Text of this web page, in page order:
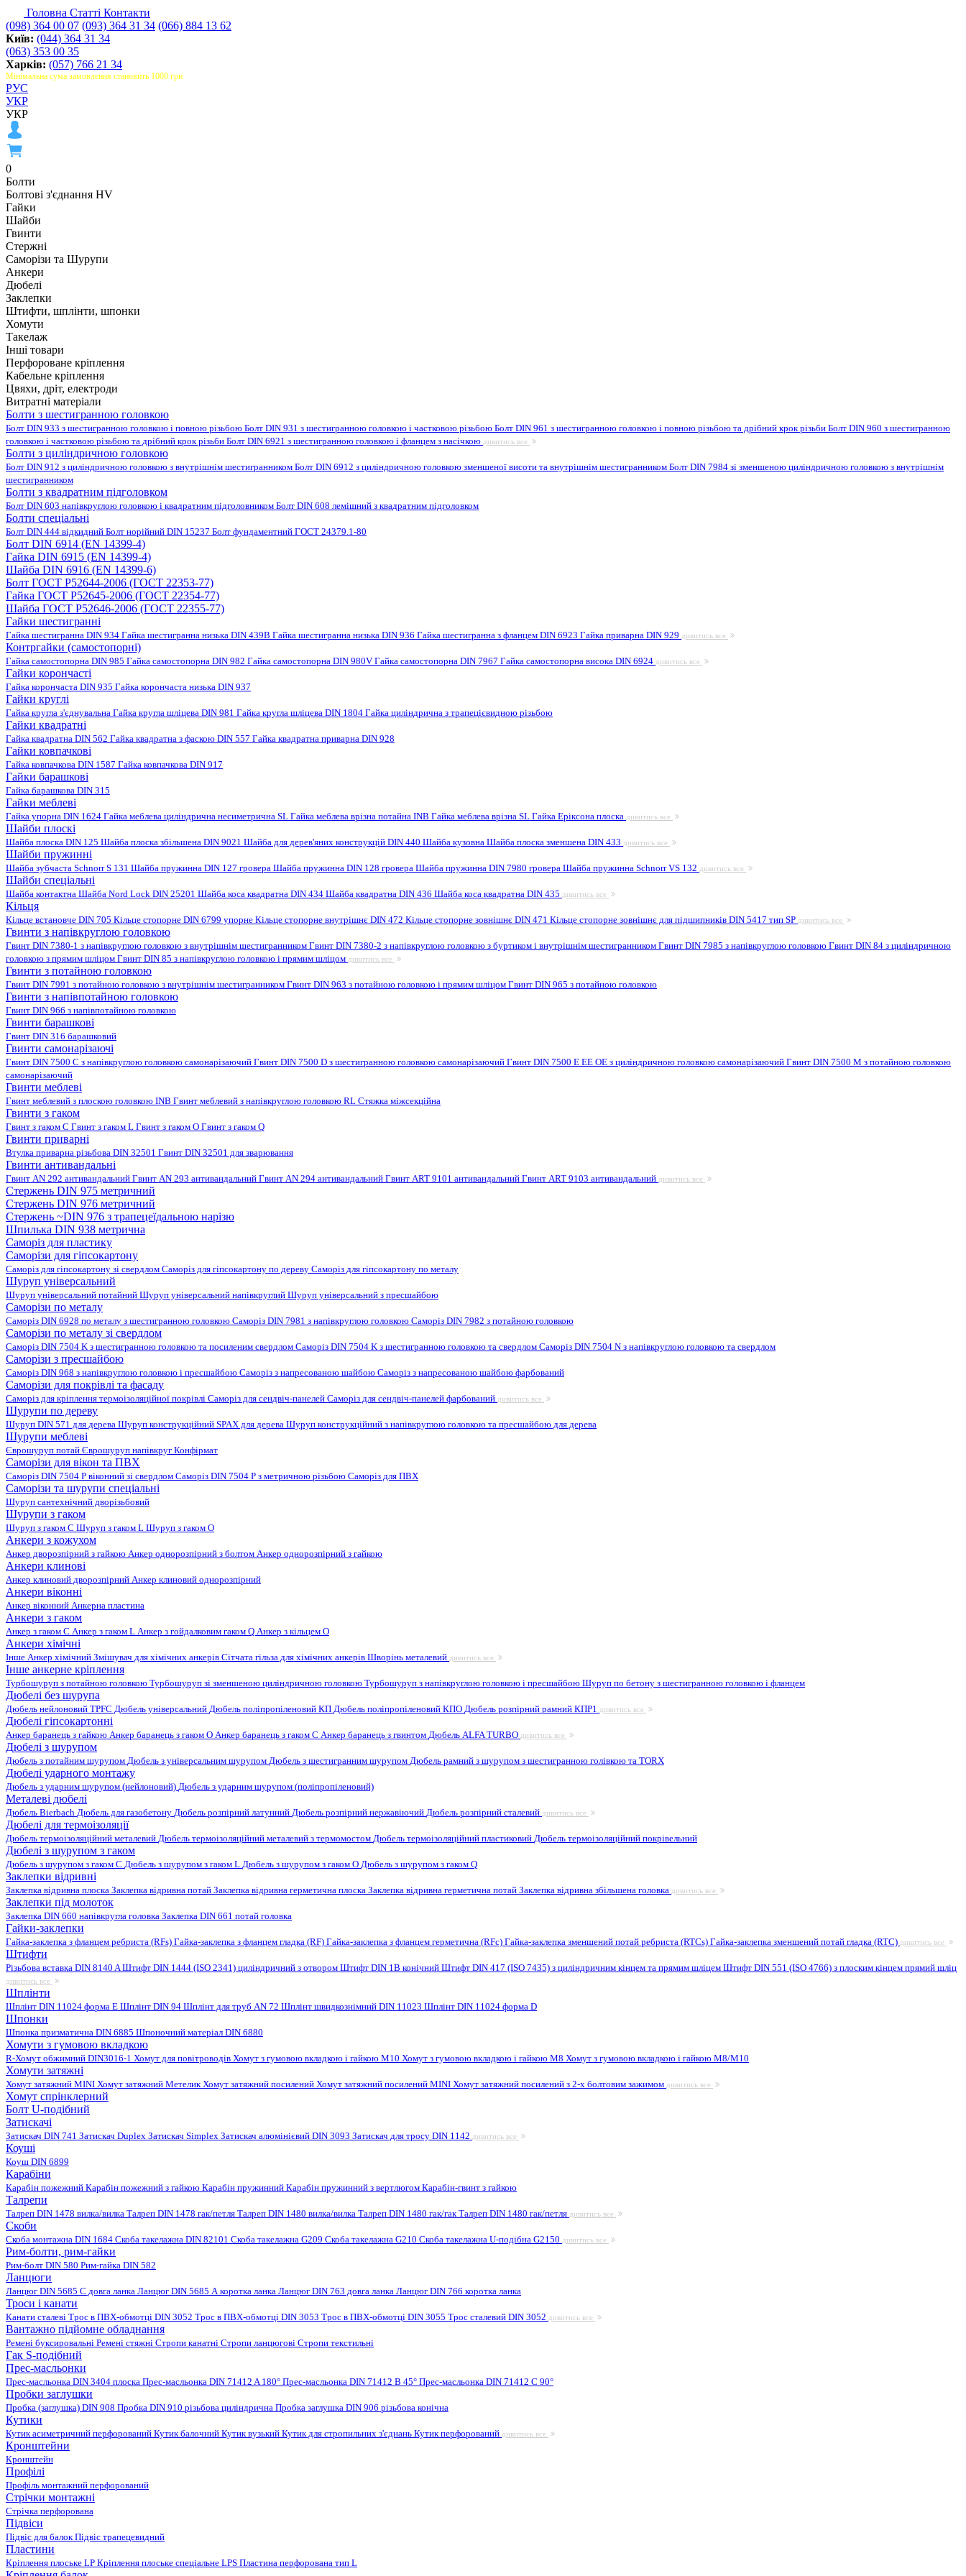
Головна Статті Контакти
(098) 364 00 07 (093) 364 31 34 (066) 884 13 62
Київ: (044) 364 31 34
(063) 353 00 35
Харків: (057) 766 21 34
Мінімальна сума замовлення становить 1000 грн
РУС
УКР
УКР
0
Болти
Болтові з'єднання HV
Гайки
Шайби
Гвинти
Стержні
Саморізи та Шурупи
Анкери
Дюбелі
Заклепки
Штифти, шплінти, шпонки
Хомути
Такелаж
Інші товари
Перфороване кріплення
Кабельне кріплення
Цвяхи, дріт, електроди
Витратні матеріали
Болти з шестигранною головкою
Болт DIN 933 з шестигранною головкою і повною різьбою Болт DIN 931 з шестигранною головкою і частковою різьбою Болт DIN 961 з шестигранною головкою і повною різьбою та дрібний крок різьби Болт DIN 960 з шестигранною
головкою і частковою різьбою та дрібний крок різьби Болт DIN 6921 з шестигранною головкою і фланцем з насічкою дивитись все
Болти з циліндричною головкою
Болт DIN 912 з циліндричною головкою з внутрішнім шестигранником Болт DIN 6912 з циліндричною головкою зменшеної висоти та внутрішнім шестигранником Болт DIN 7984 зі зменшеною циліндричною головкою з внутрішнім
шестигранником
Болти з квадратним підголовком
Болт DIN 603 напівкруглою головкою і квадратним підголовником Болт DIN 608 лемішний з квадратним підголовком
Болти спеціальні
Болт DIN 444 відкидний Болт норійний DIN 15237 Болт фундаментний ГОСТ 24379.1-80
Болт DIN 6914 (EN 14399-4)
Гайка DIN 6915 (EN 14399-4)
Шайба DIN 6916 (EN 14399-6)
Болт ГОСТ Р52644-2006 (ГОСТ 22353-77)
Гайка ГОСТ Р52645-2006 (ГОСТ 22354-77)
Шайба ГОСТ Р52646-2006 (ГОСТ 22355-77)
Гайки шестигранні
Гайка шестигранна DIN 934 Гайка шестигранна низька DIN 439B Гайка шестигранна низька DIN 936 Гайка шестигранна з фланцем DIN 6923 Гайка приварна DIN 929 дивитись все
Контргайки (самостопорні)
Гайка самостопорна DIN 985 Гайка самостопорна DIN 982 Гайка самостопорна DIN 980V Гайка самостопорна DIN 7967 Гайка самостопорна висока DIN 6924 дивитись все
Гайки корончасті
Гайка корончаста DIN 935 Гайка корончаста низька DIN 937
Гайки круглі
Гайка кругла з'єднувальна Гайка кругла шліцева DIN 981 Гайка кругла шліцева DIN 1804 Гайка циліндрична з трапецієвидною різьбою
Гайки квадратні
Гайка квадратна DIN 562 Гайка квадратна з фаскою DIN 557 Гайка квадратна приварна DIN 928
Гайки ковпачкові
Гайка ковпачкова DIN 1587 Гайка ковпачкова DIN 917
Гайки барашкові
Гайка барашкова DIN 315
Гайки меблеві
Гайка упорна DIN 1624 Гайка меблева циліндрична несиметрична SL Гайка меблева врізна потайна INB Гайка меблева врізна SL Гайка Еріксона плоска дивитись все
Шайби плоскі
Шайба плоска DIN 125 Шайба плоска збільшена DIN 9021 Шайба для дерев'яних конструкцій DIN 440 Шайба кузовна Шайба плоска зменшена DIN 433 дивитись все
Шайби пружинні
Шайба зубчаста Schnorr S 131 Шайба пружинна DIN 127 гровера Шайба пружинна DIN 128 гровера Шайба пружинна DIN 7980 гровера Шайба пружинна Schnorr VS 132 дивитись все
Шайби спеціальні
Шайба контактна Шайба Nord Lock DIN 25201 Шайба коса квадратна DIN 434 Шайба квадратна DIN 436 Шайба коса квадратна DIN 435 дивитись все
Кільця
Кільце встановче DIN 705 Кільце стопорне DIN 6799 упорне Кільце стопорне внутрішнє DIN 472 Кільце стопорне зовнішнє DIN 471 Кільце стопорне зовнішнє для підшипників DIN 5417 тип SP дивитись все
Гвинти з напівкруглою головкою
Гвинт DIN 7380-1 з напівкруглою головкою з внутрішнім шестигранником Гвинт DIN 7380-2 з напівкруглою головкою з буртиком і внутрішнім шестигранником Гвинт DIN 7985 з напівкруглою головкою Гвинт DIN 84 з циліндричною
головкою з прямим шліцом Гвинт DIN 85 з напівкруглою головкою і прямим шліцом дивитись все
Гвинти з потайною головкою
Гвинт DIN 7991 з потайною головкою з внутрішнім шестигранником Гвинт DIN 963 з потайною головкою і прямим шліцом Гвинт DIN 965 з потайною головкою
Гвинти з напівпотайною головкою
Гвинт DIN 966 з напівпотайною головкою
Гвинти барашкові
Гвинт DIN 316 барашковий
Гвинти самонарізаючі
Гвинт DIN 7500 C з напівкруглою головкою самонарізаючий Гвинт DIN 7500 D з шестигранною головкою самонарізаючий Гвинт DIN 7500 E EE OE з циліндричною головкою самонарізаючий Гвинт DIN 7500 M з потайною головкою
самонарізаючий
Гвинти меблеві
Гвинт меблевий з плоскою головкою INB Гвинт меблевий з напівкруглою головкою RL Стяжка міжсекційна
Гвинти з гаком
Гвинт з гаком C Гвинт з гаком L Гвинт з гаком O Гвинт з гаком Q
Гвинти приварні
Втулка приварна різьбова DIN 32501 Гвинт DIN 32501 для зварювання
Гвинти антивандальні
Гвинт AN 292 антивандальний Гвинт AN 293 антивандальний Гвинт AN 294 антивандальний Гвинт ART 9101 антивандальний Гвинт ART 9103 антивандальний дивитись все
Стержень DIN 975 метричний
Стержень DIN 976 метричний
Стержень ~DIN 976 з трапецеїдальною нарізю
Шпилька DIN 938 метрична
Саморіз для пластику
Саморізи для гіпсокартону
Саморіз для гіпсокартону зі свердлом Саморіз для гіпсокартону по дереву Саморіз для гіпсокартону по металу
Шуруп універсальний
Шуруп універсальний потайний Шуруп універсальний напівкруглий Шуруп універсальний з пресшайбою
Саморізи по металу
Саморіз DIN 6928 по металу з шестигранною головкою Саморіз DIN 7981 з напівкруглою головкою Саморіз DIN 7982 з потайною головкою
Саморізи по металу зі свердлом
Саморіз DIN 7504 K з шестигранною головкою та посиленим свердлом Саморіз DIN 7504 K з шестигранною головкою та свердлом Саморіз DIN 7504 N з напівкруглою головкою та свердлом
Саморізи з пресшайбою
Саморіз DIN 968 з напівкруглою головкою і пресшайбою Саморіз з напресованою шайбою Саморіз з напресованою шайбою фарбований
Саморізи для покрівлі та фасаду
Саморіз для кріплення термоізоляційної покрівлі Саморіз для сендвіч-панелей Саморіз для сендвіч-панелей фарбований дивитись все
Шурупи по дереву
Шуруп DIN 571 для дерева Шуруп конструкційний SPAX для дерева Шуруп конструкційний з напівкруглою головкою та пресшайбою для дерева
Шурупи меблеві
Єврошуруп потай Єврошуруп напівкруг Конфірмат
Саморізи для вікон та ПВХ
Саморіз DIN 7504 P віконний зі свердлом Саморіз DIN 7504 P з метричною різьбою Саморіз для ПВХ
Саморізи та шурупи спеціальні
Шуруп сантехнічний дворізьбовий
Шурупи з гаком
Шуруп з гаком C Шуруп з гаком L Шуруп з гаком O
Анкери з кожухом
Анкер дворозпірний з гайкою Анкер однорозпірний з болтом Анкер однорозпірний з гайкою
Анкери клинові
Анкер клиновий дворозпірний Анкер клиновий однорозпірний
Анкери віконні
Анкер віконний Анкерна пластина
Анкери з гаком
Анкер з гаком C Анкер з гаком L Анкер з гойдалковим гаком Q Анкер з кільцем O
Анкери хімічні
Інше Анкер хімічний Змішувач для хімічних анкерів Сітчата гільза для хімічних анкерів Шворінь металевий дивитись все
Інше анкерне кріплення
Турбошуруп з потайною головкою Турбошуруп зі зменшеною циліндричною головкою Турбошуруп з напівкруглою головкою і пресшайбою Шуруп по бетону з шестигранною головкою і фланцем
Дюбелі без шурупа
Дюбель нейлоновий TPFC Дюбель універсальний Дюбель поліпропіленовий КП Дюбель поліпропіленовий КПО Дюбель розпірний рамний КПР1 дивитись все
Дюбелі гіпсокартонні
Анкер баранець з гайкою Анкер баранець з гаком O Анкер баранець з гаком С Анкер баранець з гвинтом Дюбель ALFA TURBO дивитись все
Дюбелі з шурупом
Дюбель з потайним шурупом Дюбель з універсальним шурупом Дюбель з шестигранним шурупом Дюбель рамний з шурупом з шестигранною голівкою та TORX
Дюбелі ударного монтажу
Дюбель з ударним шурупом (нейлоновий) Дюбель з ударним шурупом (поліпропіленовий)
Металеві дюбелі
Дюбель Bierbach Дюбель для газобетону Дюбель розпірний латунний Дюбель розпірний нержавіючий Дюбель розпірний сталевий дивитись все
Дюбелі для термоізоляції
Дюбель термоізоляційний металевий Дюбель термоізоляційний металевий з термомостом Дюбель термоізоляційний пластиковий Дюбель термоізоляційний покрівельний
Дюбелі з шурупом з гаком
Дюбель з шурупом з гаком C Дюбель з шурупом з гаком L Дюбель з шурупом з гаком O Дюбель з шурупом з гаком Q
Заклепки відривні
Заклепка відривна плоска Заклепка відривна потай Заклепка відривна герметична плоска Заклепка відривна герметична потай Заклепка відривна збільшена головка дивитись все
Заклепки під молоток
Заклепка DIN 660 напівкругла головка Заклепка DIN 661 потай головка
Гайки-заклепки
Гайка-заклепка з фланцем ребриста (RFs) Гайка-заклепка з фланцем гладка (RF) Гайка-заклепка з фланцем герметична (RFc) Гайка-заклепка зменшений потай ребриста (RTCs) Гайка-заклепка зменшений потай гладка (RTC) дивитись все
Штифти
Різьбова вставка DIN 8140 AШтифт DIN 1444 (ISO 2341) циліндричний з отвором Штифт DIN 1B конічний Штифт DIN 417 (ISO 7435) з циліндричним кінцем та прямим шліцем Штифт DIN 551 (ISO 4766) з плоским кінцем прямий шліц
дивитись все
Шплінти
Шплінт DIN 11024 форма E Шплінт DIN 94 Шплінт для труб AN 72 Шплінт швидкознімний DIN 11023 Шплінт DIN 11024 форма D
Шпонки
Шпонка призматична DIN 6885 Шпоночний матеріал DIN 6880
Хомути з гумовою вкладкою
R-Хомут обжимний DIN3016-1 Хомут для повітроводів Хомут з гумовою вкладкою і гайкою M10 Хомут з гумовою вкладкою і гайкою M8 Хомут з гумовою вкладкою і гайкою М8/M10
Хомути затяжні
Хомут затяжний MINI Хомут затяжний МетеликХомут затяжний посилений Хомут затяжний посилений MINI Хомут затяжний посилений з 2-х болтовим зажимом дивитись все
Хомут спрінклерний
Болт U-подібний
Затискачі
Затискач DIN 741 Затискач Duplex Затискач Simplex Затискач алюмінієвий DIN 3093 Затискач для тросу DIN 1142 дивитись все
Коуші
Коуш DIN 6899
Карабіни
Карабін пожежний Карабін пожежний з гайкою Карабін пружинний Карабін пружинний з вертлюгом Карабін-гвинт з гайкою
Талрепи
Талреп DIN 1478 вилка/вилка Талреп DIN 1478 гак/петля Талреп DIN 1480 вилка/вилка Талреп DIN 1480 гак/гакТалреп DIN 1480 гак/петля дивитись все
Скоби
Скоба монтажна DIN 1684 Скоба такелажна DIN 82101 Скоба такелажна G209 Скоба такелажна G210 Скоба такелажна U-подібна G2150 дивитись все
Рим-болти, рим-гайки
Рим-болт DIN 580 Рим-гайка DIN 582
Ланцюги
Ланцюг DIN 5685 C довга ланка Ланцюг DIN 5685 А коротка ланка Ланцюг DIN 763 довга ланка Ланцюг DIN 766 коротка ланка
Троси і канати
Канати сталеві Трос в ПВХ-обмотці DIN 3052 Трос в ПВХ-обмотці DIN 3053 Трос в ПВХ-обмотці DIN 3055 Трос сталевий DIN 3052 дивитись все
Вантажно підйомне обладнання
Ремені буксировальні Ремені стяжні Стропи канатні Стропи ланцюгові Стропи текстильні
Гак S-подібний
Прес-масльонки
Прес-масльонка DIN 3404 плоска Прес-масльонка DIN 71412 A 180° Прес-масльонка DIN 71412 B 45° Прес-масльонка DIN 71412 C 90°
Пробки заглушки
Пробка (заглушка) DIN 908 Пробка DIN 910 різьбова циліндрична Пробка заглушка DIN 906 різьбова конічна
Кутики
Кутик асиметричний перфорований Кутик балочний Кутик вузький Кутик для стропильних з'єднань Кутик перфорований дивитись все
Кронштейни
Кронштейн
Профілі
Профіль монтажний перфорований
Стрічки монтажні
Стрічка перфорована
Підвіси
Підвіс для балокПідвіс трапецевидний
Пластини
Кріплення плоське LP Кріплення плоське спеціальне LPS Пластина перфорована тип L